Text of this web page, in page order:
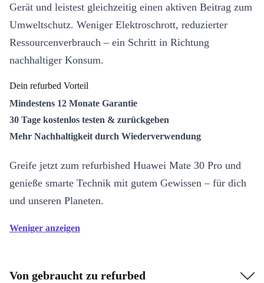
Gerät und leistest gleichzeitig einen aktiven Beitrag zum
Umweltschutz. Weniger Elektroschrott, reduzierter
Ressourcenverbrauch – ein Schritt in Richtung
nachhaltiger Konsum.
Dein refurbed Vorteil
Mindestens 12 Monate Garantie
30 Tage kostenlos testen & zurückgeben
Mehr Nachhaltigkeit durch Wiederverwendung
Greife jetzt zum refurbished Huawei Mate 30 Pro und
genieße smarte Technik mit gutem Gewissen – für dich
und unseren Planeten.
Weniger anzeigen
Von gebraucht zu refurbed